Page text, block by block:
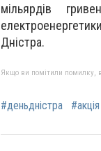
мільярдів
Дністра.
Якщо ви помітили помилку,
#деньдністра #акція